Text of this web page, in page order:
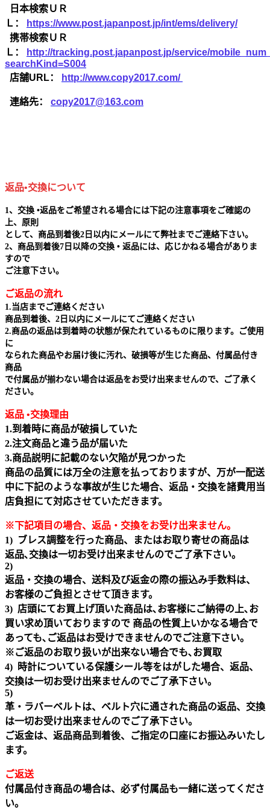
日本検索ＵＲ
Ｌ：
https://www.post.japanpost.jp/int/ems/delivery/
携帯検索ＵＲ
Ｌ：
http://tracking.post.japanpost.jp/service/
searchKind=S004
店舗URL：
http://www.copy2017.com/
連絡先： copy2017@163.com
返品•交換について
1、交換 •返品をご希望される場合には下記の注意事項をご確認の
上、原則
として、商品到着後2日以内にメールにて弊社までご連絡下さい。
2、商品到着後7日以降の交換 • 返品には、応じかねる場合がありま
すので
ご注意下さい。
ご返品の流れ
1.当店までご連絡ください
商品到着後、2日以内にメールにてご連絡ください
2.商品の返品は到着時の状態が保たれているものに限ります。ご使用
に
なられた商品やお届け後に汚れ、破損等が生じた商品、付属品付き
商品
で付属品が揃わない場合は返品をお受け出来ませんので、ご了承く
ださい。
返品 •交換理由
1.到着時に商品が破損していた
2.注文商品と違う品が届いた
3.商品説明に記載のない欠陥が見つかった
商品の品質には万全の注意を払っておりますが、万が一配送
中に下記のような事故が生じた場合、返品・交換を諸費用当
店負担にて対応させていただきます。
※下記項目の場合、返品・交換をお受け出来ません｡
1) ブレス調整を行った商品、またはお取り寄せの商品は
返品､交換は一切お受け出来ませんのでご了承下さい。
2)
返品・交換の場合、送料及び返金の際の振込み手数料は、
お客様のご負担とさせて頂きます。
3) 店頭にてお買上げ頂いた商品は､お客様にご納得の上､お
買い求め頂いておりますので 商品の性質上いかなる場合で
あっても､ご返品はお受けできませんのでご注意下さい｡
※ご返品のお取り扱いが出来ない場合でも､お買取
4) 時計についている保護シール等をはがした場合、返品、
交換は一切お受け出来ませんのでご了承下さい。
5)
革・ラバーベルトは、ベルト穴に通された商品の返品、交換
は一切お受け出来ませんのでご了承下さい。
ご返金は、返品商品到着後、ご指定の口座にお振込みいたし
ます。
ご返送
付属品付き商品の場合は、必ず付属品も一緒に送ってくださ
い。